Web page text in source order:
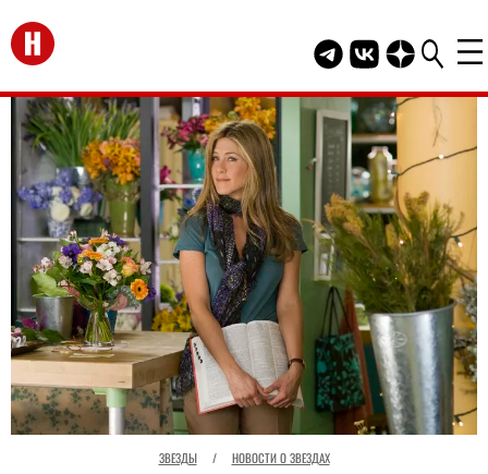
Перейти на главную
Telegram канал
Группа HELLO
Канал
ЗВЕЗДЫ / НОВОСТИ О ЗВЕЗДАХ